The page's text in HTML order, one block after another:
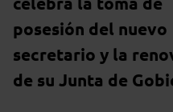
posesión del nuevo
secretario y la
de su Junta de